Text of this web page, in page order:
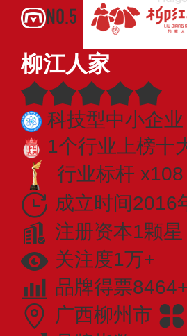
NO.5
柳江人家
科技型中小企业
1个行业上榜十
行业标杆 x108
成立时间2016
注册资本1颗星
关注度1万+
品牌得票8464+
广西柳州市